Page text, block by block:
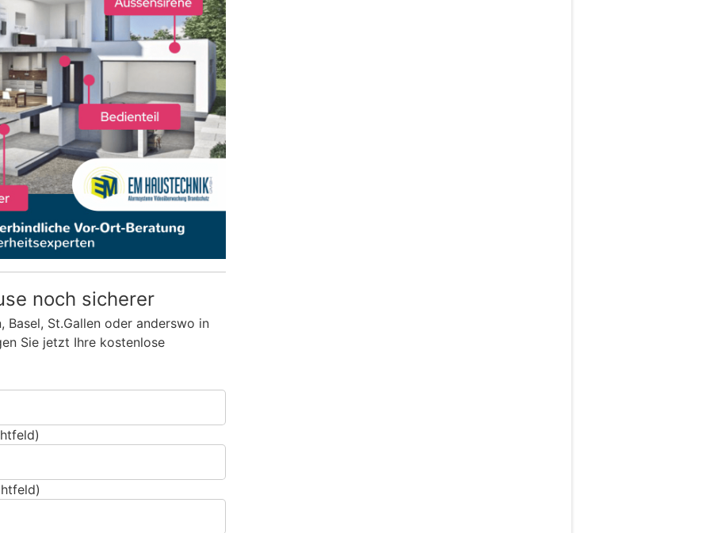
noch sicherer
Basel, St.Gallen oder anderswo in
Sie jetzt Ihre kostenlose